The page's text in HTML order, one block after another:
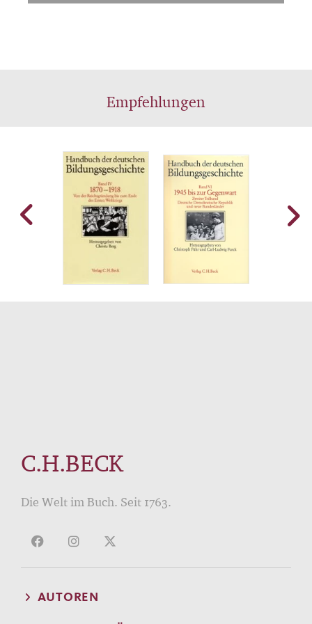
Empfehlungen
C.H.BECK
Die Welt im Buch. Seit 1763.
AUTOREN